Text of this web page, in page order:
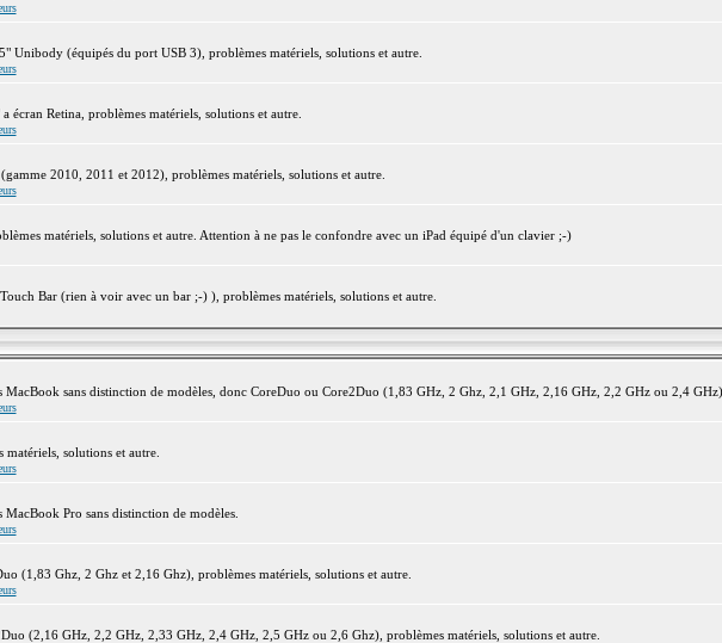
Unibody (équipés du port USB 3), problèmes matériels, solutions et autre.
écran Retina, problèmes matériels, solutions et autre.
2010, 2011 et 2012), problèmes matériels, solutions et autre.
matériels, solutions et autre. Attention à ne pas le confondre avec un iPad équipé d'un clavier ;-)
Bar (rien à voir avec un bar ;-) ), problèmes matériels, solutions et autre.
MacBook sans distinction de modèles, donc CoreDuo ou Core2Duo (1,83 GHz, 2 Ghz, 2,1 GHz, 2,16 GHz, 2,2 GHz ou 2,4 GHz).
solutions et autre.
Pro sans distinction de modèles.
(1,83 Ghz, 2 Ghz et 2,16 Ghz), problèmes matériels, solutions et autre.
(2,16 GHz, 2,2 GHz, 2,33 GHz, 2,4 GHz, 2,5 GHz ou 2,6 Ghz), problèmes matériels, solutions et autre.